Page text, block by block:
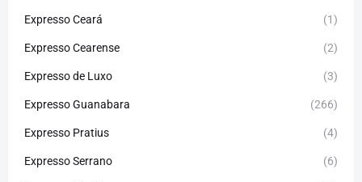
Expresso Ceará (1)
Expresso Cearense (2)
Expresso de Luxo (3)
Expresso Guanabara (266)
Expresso Pratius (4)
Expresso Serrano (6)